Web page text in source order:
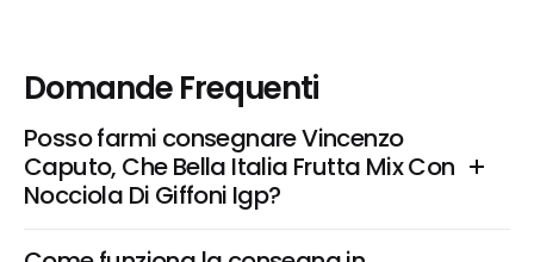
Domande Frequenti
Posso farmi consegnare Vincenzo
Caputo, Che Bella Italia Frutta Mix Con
Nocciola Di Giffoni Igp?